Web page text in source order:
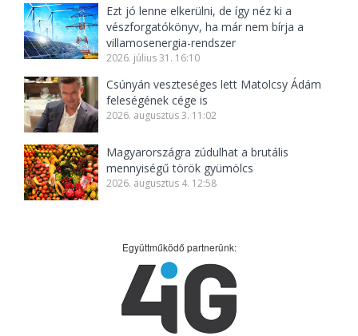
Ezt jó lenne elkerülni, de így néz ki a
vészforgatókönyv, ha már nem bírja a
villamosenergia-rendszer
2026. július 31. 16:10
Csúnyán veszteséges lett Matolcsy Ádám
feleségének cége is
2026. augusztus 3. 11:02
Magyarországra zúdulhat a brutális
mennyiségű török gyümölcs
2026. augusztus 4. 12:58
Együttműködő partnerünk: